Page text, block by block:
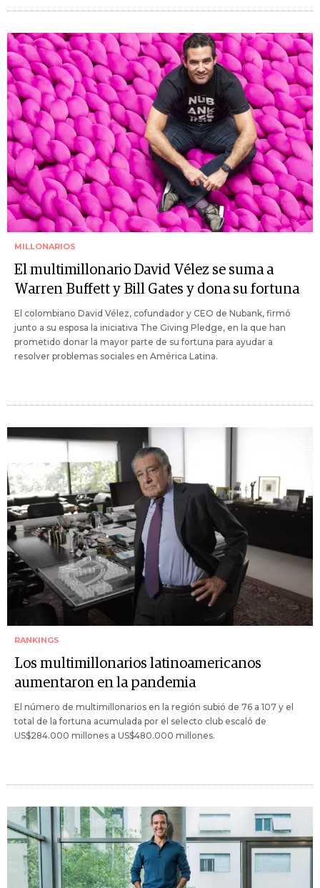
MILLONARIOS
El multimillonario David Vélez se suma a
Warren Buffett y Bill Gates y dona su fortuna
El colombiano David Vélez, cofundador y CEO de Nubank, firmó
junto a su esposa la iniciativa The Giving Pledge, en la que han
prometido donar la mayor parte de su fortuna para ayudar a
resolver problemas sociales en América Latina.
RANKINGS
Los multimillonarios latinoamericanos
aumentaron en la pandemia
El número de multimillonarios en la región subió de 76 a 107 y el
total de la fortuna acumulada por el selecto club escaló de
US$284.000 millones a US$480.000 millones.